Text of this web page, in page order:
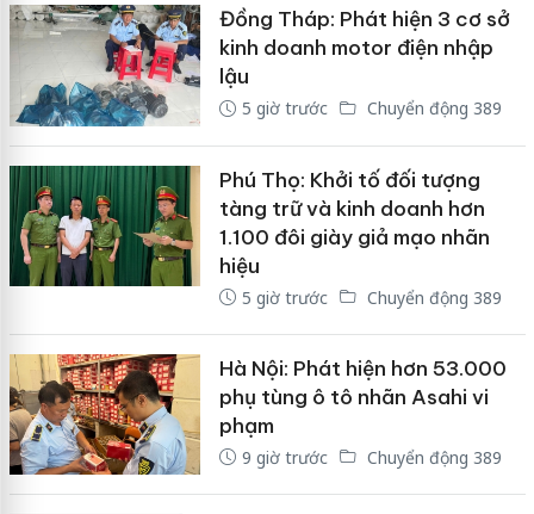
Đồng Tháp: Phát hiện 3 cơ sở
kinh doanh motor điện nhập
lậu
5 giờ trước Chuyển động 389
Phú Thọ: Khởi tố đối tượng
tàng trữ và kinh doanh hơn
1.100 đôi giày giả mạo nhãn
hiệu
5 giờ trước Chuyển động 389
Hà Nội: Phát hiện hơn 53.000
phụ tùng ô tô nhãn Asahi vi
phạm
9 giờ trước Chuyển động 389